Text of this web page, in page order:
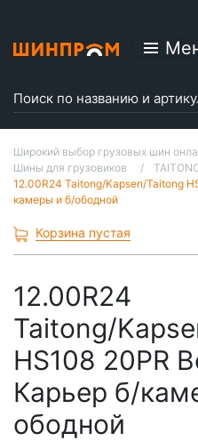
Широкий выбор грузовых шин
Шины для грузовиков
12.00R24 Taitong/Kapsen/Taitong
камеры и б/ободной
Корзина пустая
12.00R24
Taitong/
HS108 20PR
Карьер б/
ободной